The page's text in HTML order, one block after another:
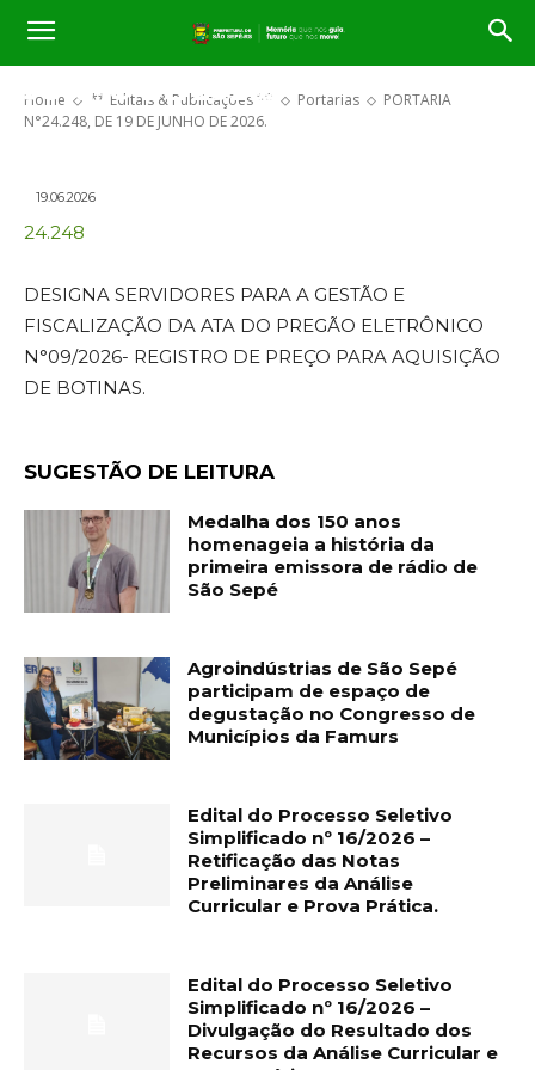
Home ** Editais & Publicações ** Portarias
PORTARIA
N°24.248, DE 19 DE JUNHO DE 2026.
PORTARIA N°24.248, DE 19 DE
JUNHO DE 2026.
19.06.2026
24.248
DESIGNA SERVIDORES PARA A GESTÃO E
FISCALIZAÇÃO DA ATA DO PREGÃO ELETRÔNICO
N°09/2026- REGISTRO DE PREÇO PARA AQUISIÇÃO
DE BOTINAS.
SUGESTÃO DE LEITURA
Medalha dos 150 anos
homenageia a história da
primeira emissora de rádio de
São Sepé
Agroindústrias de São Sepé
participam de espaço de
degustação no Congresso de
Municípios da Famurs
Edital do Processo Seletivo
Simplificado nº 16/2026 –
Retificação das Notas
Preliminares da Análise
Curricular e Prova Prática.
Edital do Processo Seletivo
Simplificado nº 16/2026 –
Divulgação do Resultado dos
Recursos da Análise Curricular e